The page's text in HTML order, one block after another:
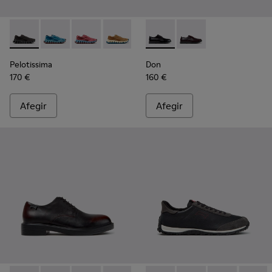
Pelotissima - K101109-006 - Sabatilles negres de materials
Pelotissima - K101109-011 - Sabatilles blaves de
Pelotissima - K101109-010
Pelotissima - K101109-007 -
Pelotissima
170 €
Afegir
Don - K101140-001 -
Don - K101140-003
Don
160 €
Afegir